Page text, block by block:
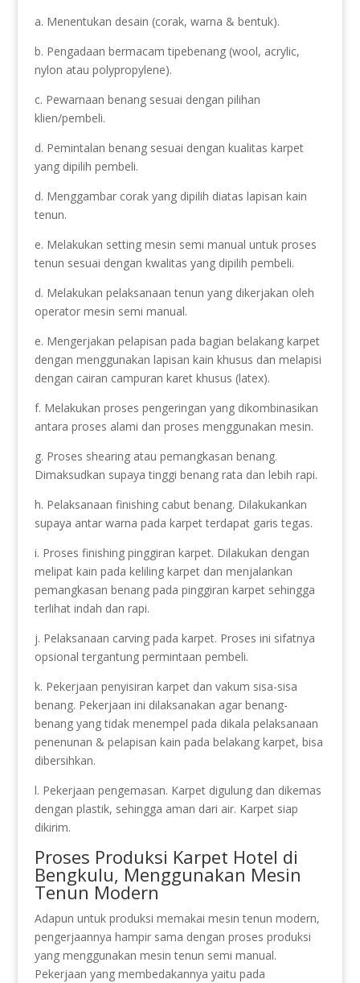
a. Menentukan desain (corak, warna & bentuk).
b. Pengadaan bermacam tipebenang (wool, acrylic,
nylon atau polypropylene).
c. Pewarnaan benang sesuai dengan pilihan
klien/pembeli.
d. Pemintalan benang sesuai dengan kualitas karpet
yang dipilih pembeli.
d. Menggambar corak yang dipilih diatas lapisan kain
tenun.
e. Melakukan setting mesin semi manual untuk proses
tenun sesuai dengan kwalitas yang dipilih pembeli.
d. Melakukan pelaksanaan tenun yang dikerjakan oleh
operator mesin semi manual.
e. Mengerjakan pelapisan pada bagian belakang karpet
dengan menggunakan lapisan kain khusus dan melapisi
dengan cairan campuran karet khusus (latex).
f. Melakukan proses pengeringan yang dikombinasikan
antara proses alami dan proses menggunakan mesin.
g. Proses shearing atau pemangkasan benang.
Dimaksudkan supaya tinggi benang rata dan lebih rapi.
h. Pelaksanaan finishing cabut benang. Dilakukankan
supaya antar warna pada karpet terdapat garis tegas.
i. Proses finishing pinggiran karpet. Dilakukan dengan
melipat kain pada keliling karpet dan menjalankan
pemangkasan benang pada pinggiran karpet sehingga
terlihat indah dan rapi.
j. Pelaksanaan carving pada karpet. Proses ini sifatnya
opsional tergantung permintaan pembeli.
k. Pekerjaan penyisiran karpet dan vakum sisa-sisa
benang. Pekerjaan ini dilaksanakan agar benang-
benang yang tidak menempel pada dikala pelaksanaan
penenunan & pelapisan kain pada belakang karpet, bisa
dibersihkan.
l. Pekerjaan pengemasan. Karpet digulung dan dikemas
dengan plastik, sehingga aman dari air. Karpet siap
dikirim.
Proses Produksi Karpet Hotel di
Bengkulu, Menggunakan Mesin
Tenun Modern
Adapun untuk produksi memakai mesin tenun modern,
pengerjaannya hampir sama dengan proses produksi
yang menggunakan mesin tenun semi manual.
Pekerjaan yang membedakannya yaitu pada